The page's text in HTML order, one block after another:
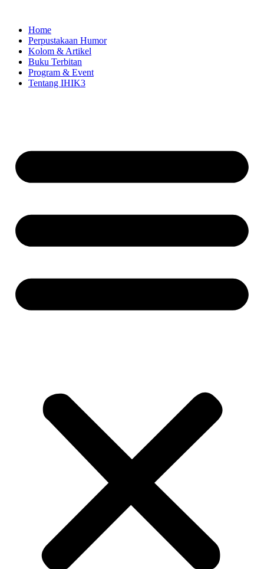
contentHome
Perpustakaan Humor
Kolom & Artikel
Buku Terbitan
Program & Event
Tentang IHIK3